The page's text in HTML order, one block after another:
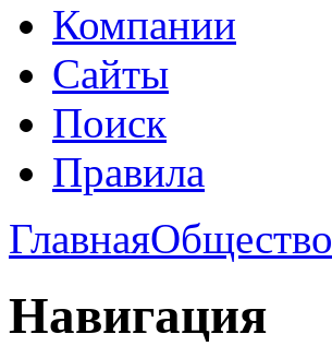
Компании
Сайты
Поиск
Правила
ГлавнаяОбщество
Навигация